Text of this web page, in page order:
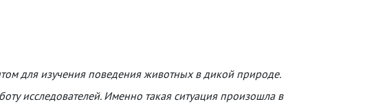
для изучения поведения животных в дикой природе.
исследователей. Именно такая ситуация произошла в